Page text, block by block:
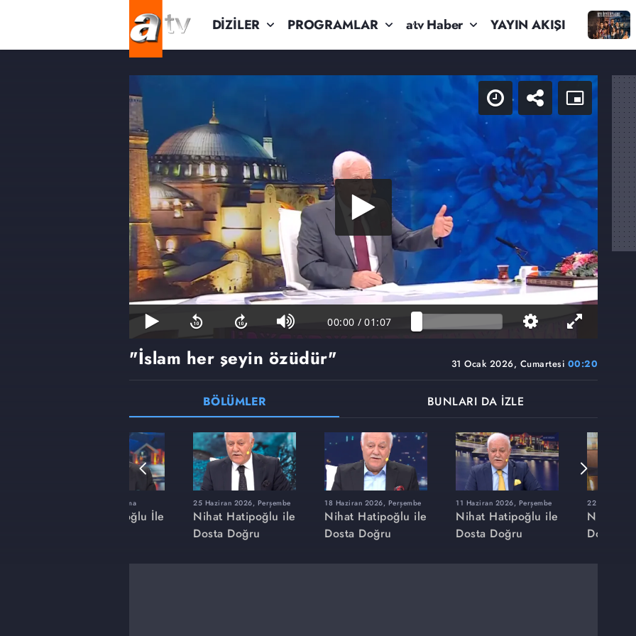
DİZİLER PROGRAMLAR atv Haber YAYIN AKIŞI
00:00 / 01:07
31 Ocak 2026, Cumartesi 00:20
"İslam her şeyin özüdür"
BÖLÜMLER BUNLARI DA İZLE
23 Ocak 2026, Cuma
Nihat Hatipoğlu İle
25 Haziran 2026, Perşembe
Nihat Hatipoğlu ile
Dosta Doğru
18 Haziran 2026, Perşembe
Nihat Hatipoğlu ile
Dosta Doğru
11 Haziran 2026, Perşembe
Nihat Hatipoğlu ile
Dosta Doğru
22 Mayıs
Nihat
Dosta